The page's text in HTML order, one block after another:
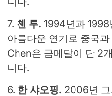
7. 첸 루. 1994년과 1998
아름다운 연기로 중국
Chen은 금메달이 단 2
니다.
6. 한 샤오핑. 2006년 그